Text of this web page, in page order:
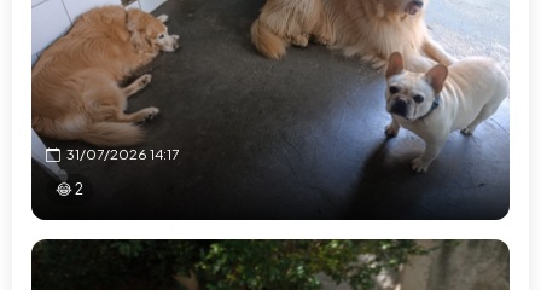
31/07/2026 14:17
😂 2